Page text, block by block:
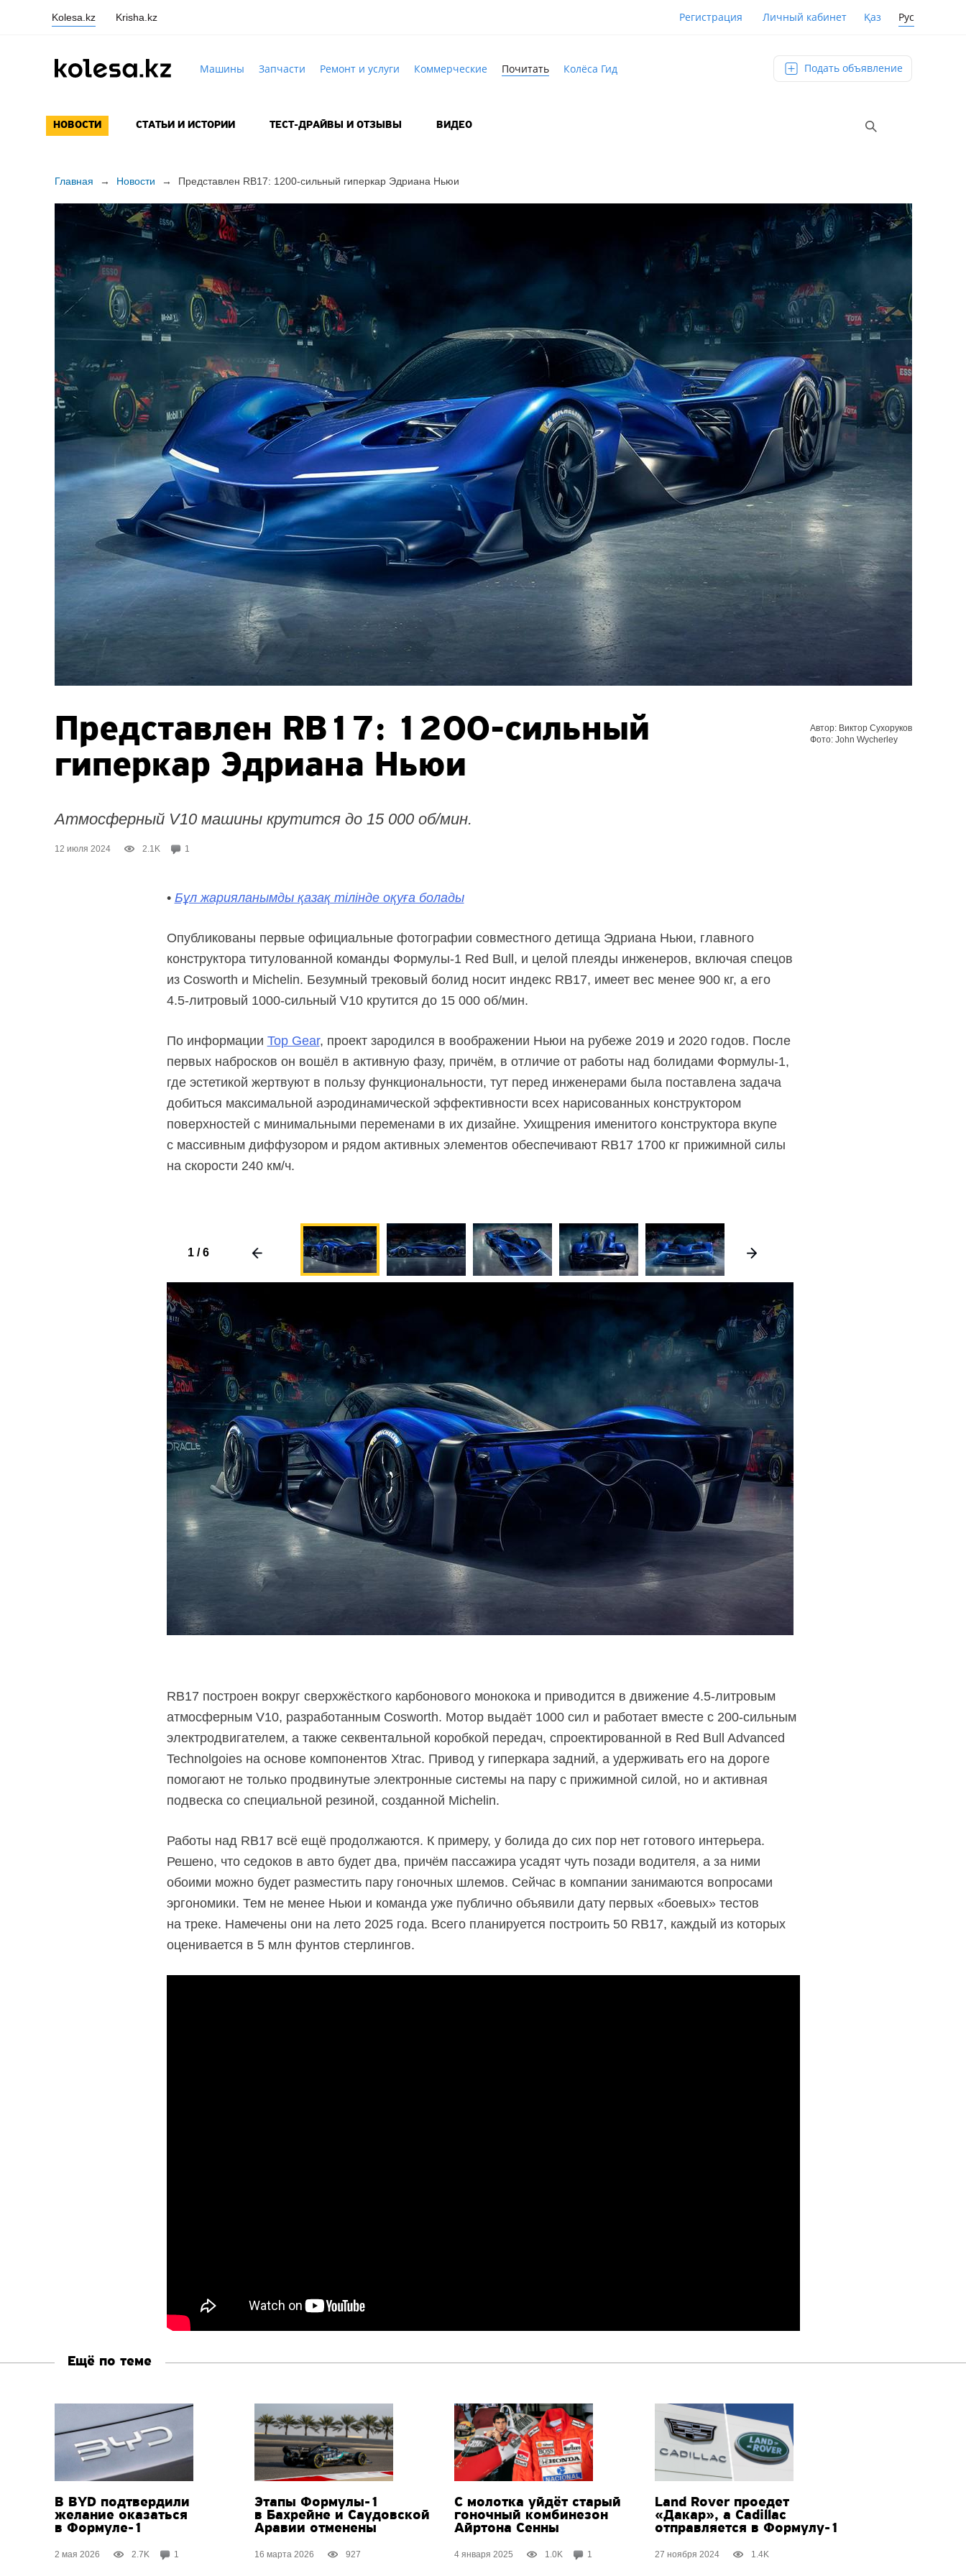
Kolesa.kz Krisha.kz Регистрация Личный кабинет Қаз Рус
Машины Запчасти Ремонт и услуги Коммерческие Почитать Колёса Гид Подать объявление
НОВОСТИ СТАТЬИ И ИСТОРИИ ТЕСТ-ДРАЙВЫ И ОТЗЫВЫ ВИДЕО
Главная → Новости → Представлен RB17: 1200-сильный гиперкар Эдриана Ньюи
Представлен RB17: 1200-сильный
гиперкар Эдриана Ньюи
Атмосферный V10 машины крутится до 15 000 об/мин.
12 июля 2024 2.1K 1
Автор: Виктор Сухоруков
Фото: John Wycherley
• Бұл жарияланымды қазақ тілінде оқуға болады
Опубликованы первые официальные фотографии совместного детища Эдриана Ньюи, главного
конструктора титулованной команды Формулы-1Red Bull, и целой плеяды инженеров, включая спецов
из Cosworth и Michelin. Безумный трековый болид носит индекс RB17, имеет вес менее 900 кг, а его
4.5-литровый 1000-сильный V10крутится до 15 000 об/мин.
По информации Top Gear, проект зародился в воображении Ньюи на рубеже 2019 и 2020 годов. После
первых набросков он вошёл в активную фазу, причём, в отличие от работы над болидами Формулы-1,
где эстетикой жертвуют в пользу функциональности, тут перед инженерами была поставлена задача
добиться максимальной аэродинамической эффективности всех нарисованных конструктором
поверхностей с минимальными переменами в их дизайне. Ухищрения именитого конструктора вкупе
с массивным диффузором и рядом активных элементов обеспечивают RB17 1700 кг прижимной силы
на скорости 240 км/ч.
1/6
RB17 построен вокруг сверхжёсткого карбонового монокока и приводится в движение 4.5-литровым
атмосферным V10, разработанным Cosworth. Мотор выдаёт 1000 сил и работает вместе с 200-сильным
электродвигателем, а также секвентальной коробкой передач, спроектированной в Red Bull Advanced
Technolgoies на основе компонентов Xtrac. Привод у гиперкара задний, а удерживать его на дороге
помогают не только продвинутые электронные системы на пару с прижимной силой, но и активная
подвеска со специальной резиной, созданной Michelin.
Работы над RB17 всё ещё продолжаются. К примеру, у болида до сих пор нет готового интерьера.
Решено, что седоков в авто будет два, причём пассажира усадят чуть позади водителя, а за ними
обоими можно будет разместить пару гоночных шлемов. Сейчас в компании занимаются вопросами
эргономики. Тем не менее Ньюи и команда уже публично объявили дату первых «боевых» тестов
на треке. Намечены они на лето 2025 года. Всего планируется построить 50 RB17, каждый из которых
оценивается в 5 млн фунтов стерлингов.
Ещё по теме
В BYD подтвердили
желание оказаться
в Формуле-1
2 мая 2026 2.7K 1
Этапы Формулы-1
в Бахрейне и Саудовской
Аравии отменены
16 марта 2026 927
С молотка уйдёт старый
гоночный комбинезон
Айртона Сенны
4 января 2025 1.0K 1
Land Rover проедет
«Дакар», а Cadillac
отправляется в Формулу-1
27 ноября 2024 1.4K